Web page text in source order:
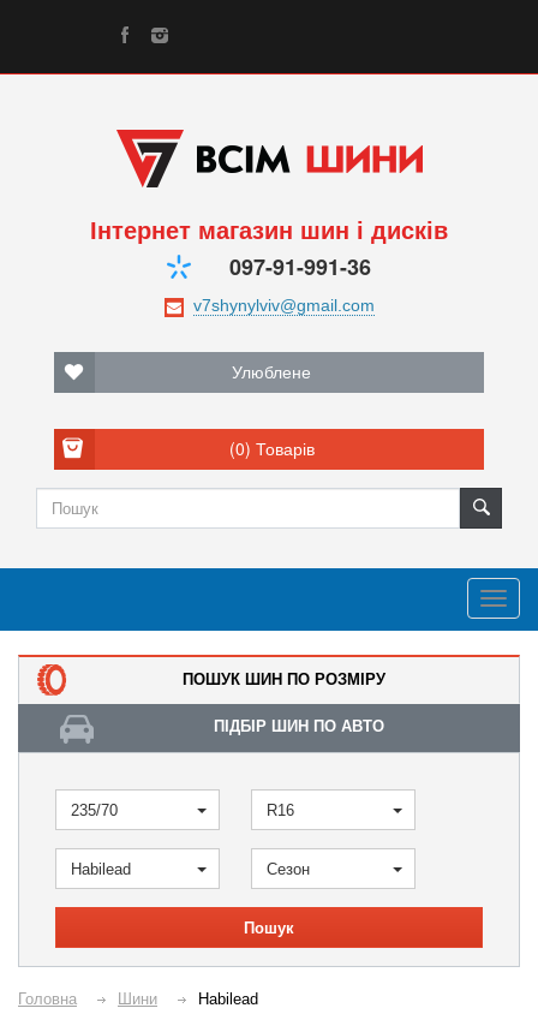
Інтернет магазин шин і дисків
097-91-991-36
Улюблене
(0) Товарів
ПОШУК ШИН ПО РОЗМІРУ
ПІДБІР ШИН ПО АВТО
235/70 R16
Habilead Сезон
Пошук
Головна Шини Habilead